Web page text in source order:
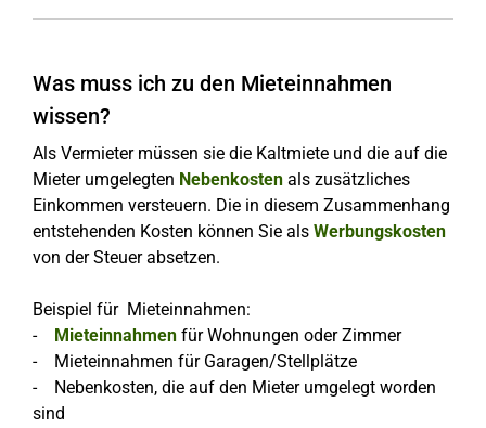
Was muss ich zu den Mieteinnahmen
wissen?
Als Vermieter müssen sie die Kaltmiete und die auf die
Mieter umgelegten Nebenkosten als zusätzliches
Einkommen versteuern. Die in diesem Zusammenhang
entstehenden Kosten können Sie als Werbungskosten
von der Steuer absetzen.
Beispiel für Mieteinnahmen:
- Mieteinnahmen für Wohnungen oder Zimmer
- Mieteinnahmen für Garagen/Stellplätze
- Nebenkosten, die auf den Mieter umgelegt worden
sind